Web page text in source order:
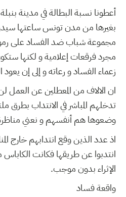
أعطونا نسبة البطالة في مدينة
بغيرها من مدن تونس ساعتها
مجموعة شباب ضد الفساد على
مجرد فرقعات إعلامية و لكنها
زعماء الفساد و رعاته و إلى إن
ان الالاف من المعطلين عن العمل
تدخلهم المباشر في الانتداب بطرق
وضعوها هم أنفسهم و نعني
اذ عدد الذين وقع انتدابهم خارج
انتدبوا عن طريقها فكانت الكاباس
الإثراء بدون موجب.
واقعة فساد